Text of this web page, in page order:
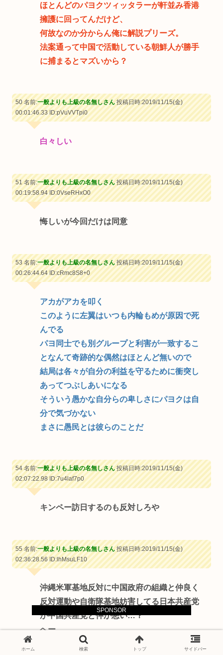
SPONSOR
ほとんどのパヨクツィッタラーが軒並み香港
擁護に回ってんだけど、
何故なのか分からん俺に解説プリーズ。
法案通って中国で活動している朝鮮人が勝手
に捕まるとマズいから？
50 名前:一般よりも上級の名無しさん投稿日時:2019/11/15(金)
00:01:46.33ID:pVuVVTpi0
白々しい
51 名前:一般よりも上級の名無しさん投稿日時:2019/11/15(金)
00:19:58.94ID:0VseRHxO0
悔しいが今回だけは同意
53 名前:一般よりも上級の名無しさん投稿日時:2019/11/15(金)
00:26:44.64ID:cRmc8S8+0
アカがアカを叩く
このように左翼はいつも内輪もめが原因で死
んでる
パヨ同士でも別グループと利害が一致するこ
となんて奇跡的な偶然はほとんど無いので
結局は各々が自分の利益を守るために衝突し
あってつぶしあいになる
そういう愚かな自分らの卑しさにパヨクは自
分で気づかない
まさに愚民とは彼らのことだ
54 名前:一般よりも上級の名無しさん投稿日時:2019/11/15(金)
02:07:22.98ID:7u4laf7p0
キンペー訪日するのも反対しろや
55 名前:一般よりも上級の名無しさん投稿日時:2019/11/15(金)
02:36:28.56ID:lhMsuLF10
沖縄米軍基地反対に中国政府の組織と仲良く
反対運動や自衛隊基地妨害してる日本共産党
が中国共産党と仲が悪い…？
へー
ホーム 検索 トップ サイドバー